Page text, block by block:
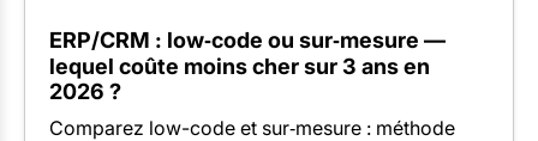
ERP/CRM : low‑code ou sur‑mesure —
lequel coûte moins cher sur 3 ans en
2026 ?
Comparez low-code et sur‑mesure : méthode